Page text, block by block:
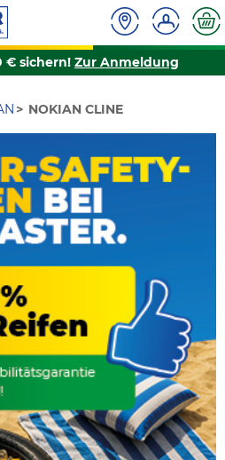
€ sichern! Zur Anmeldung
NOKIAN CLINE